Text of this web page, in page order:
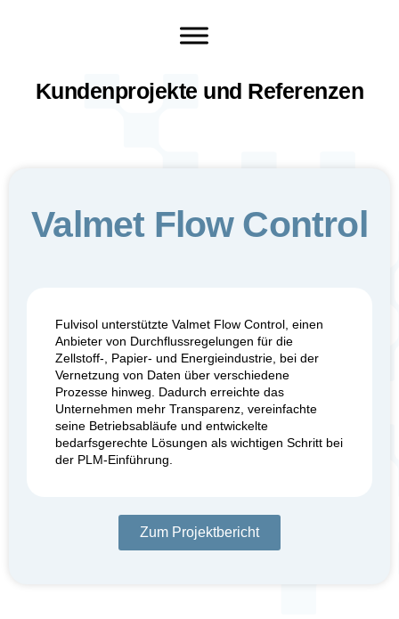
Kundenprojekte und Referenzen
Valmet Flow Control
Fulvisol unterstützte Valmet Flow Control, einen
Anbieter von Durchflussregelungen für die
Zellstoff-, Papier- und Energieindustrie, bei der
Vernetzung von Daten über verschiedene
Prozesse hinweg. Dadurch erreichte das
Unternehmen mehr Transparenz, vereinfachte
seine Betriebsabläufe und entwickelte
bedarfsgerechte Lösungen als wichtigen Schritt bei
der PLM-Einführung.
Zum Projektbericht